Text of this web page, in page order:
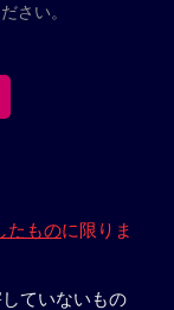
さい。
たものに限りま
ていないもの